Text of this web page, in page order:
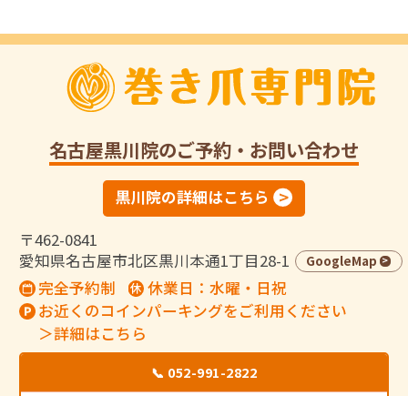
名古屋黒川院のご予約・お問い合わせ
黒川院の詳細はこちら
〒462-0841
愛知県名古屋市北区黒川本通1丁目28-1
GoogleMap
完全予約制
休業日：水曜・日祝
お近くのコインパーキングをご利用ください
＞詳細はこちら
📞 052-991-2822